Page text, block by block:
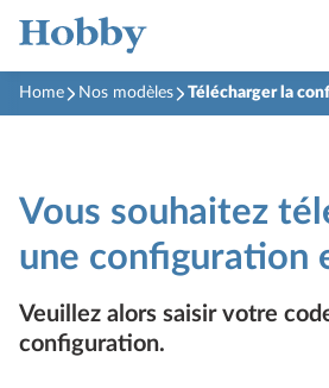
Home Nos modèles Télécharger la
Vous souhaitez
une configuration
Veuillez alors saisir votre
configuration.